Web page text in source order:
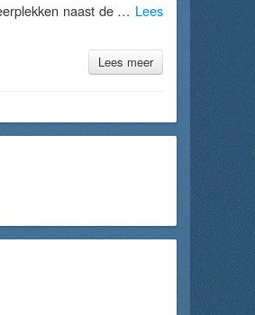
naast de … Lees
Lees meer